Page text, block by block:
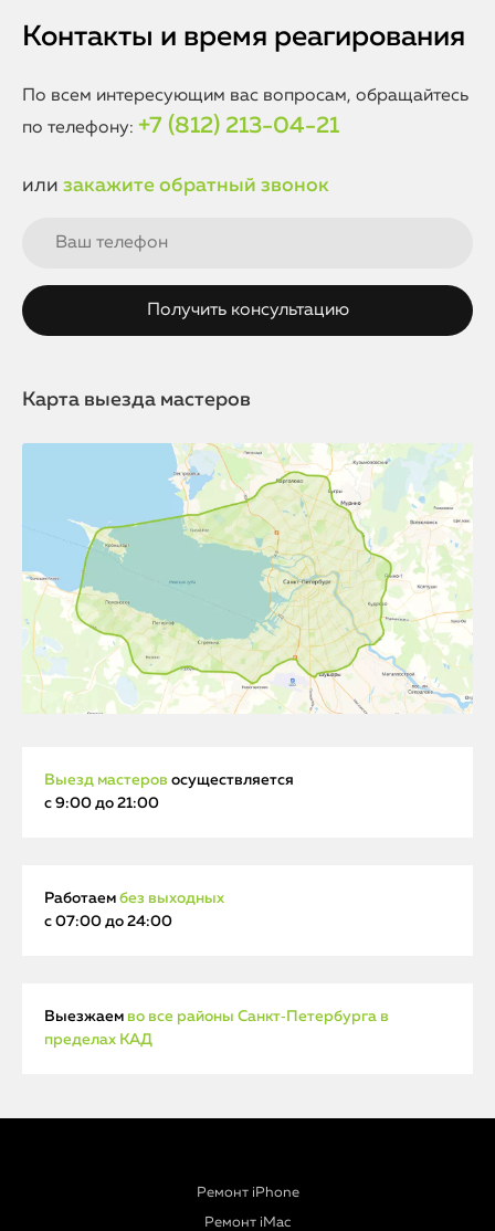
Контакты и время реагирования
По всем интересующим вас вопросам, обращайтесь
по телефону: +7 (812) 213-04-21
или закажите обратный звонок
Карта выезда мастеров
Выезд мастеров осуществляется
с 9:00 до 21:00
Работаем без выходных
с 07:00 до 24:00
Выезжаем во все районы Санкт‑Петербурга в
пределах КАД
Ремонт iPhone
Ремонт iMac